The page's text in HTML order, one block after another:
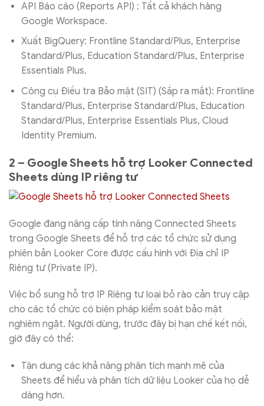
API Báo cáo (Reports API) : Tất cả khách hàng
Google Workspace.
Xuất BigQuery: Frontline Standard/Plus, Enterprise
Standard/Plus, Education Standard/Plus, Enterprise
Essentials Plus.
Công cụ Điều tra Bảo mật (SIT) (Sắp ra mắt): Frontline
Standard/Plus, Enterprise Standard/Plus, Education
Standard/Plus, Enterprise Essentials Plus, Cloud
Identity Premium.
2 – Google Sheets hỗ trợ Looker Connected
Sheets dùng IP riêng tư
Google đang nâng cấp tính năng Connected Sheets
trong Google Sheets để hỗ trợ các tổ chức sử dụng
phiên bản Looker Core được cấu hình với Địa chỉ IP
Riêng tư (Private IP).
Việc bổ sung hỗ trợ IP Riêng tư loại bỏ rào cản truy cập
cho các tổ chức có biện pháp kiểm soát bảo mật
nghiêm ngặt. Người dùng, trước đây bị hạn chế kết nối,
giờ đây có thể:
Tận dụng các khả năng phân tích mạnh mẽ của
Sheets để hiểu và phân tích dữ liệu Looker của họ dễ
dàng hơn.